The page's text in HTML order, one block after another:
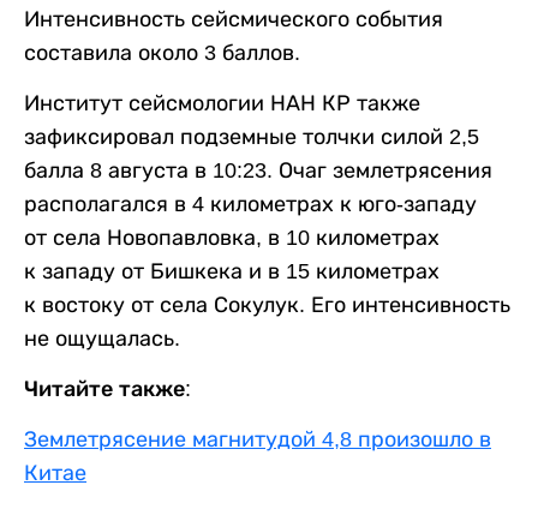
Интенсивность сейсмического события
составила около 3 баллов.
Институт сейсмологии НАН КР также
зафиксировал подземные толчки силой 2,5
балла 8 августа в 10:23. Очаг землетрясения
располагался в 4 километрах к юго-западу
от села Новопавловка, в 10 километрах
к западу от Бишкека и в 15 километрах
к востоку от села Сокулук. Его интенсивность
не ощущалась.
Читайте также:
Землетрясение магнитудой 4,8 произошло в
Китае